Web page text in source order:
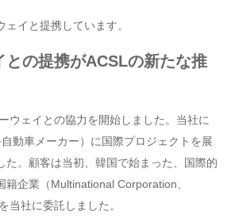
イと提携しています。
との提携がACSLの新たな推
ウェイとの協力を開始しました。当社に
動車メーカー）に国際プロジェクトを展
た。顧客は当初、韓国で始まった、国際的
籍企業（Multinational Corporation、
当社に委託しました。